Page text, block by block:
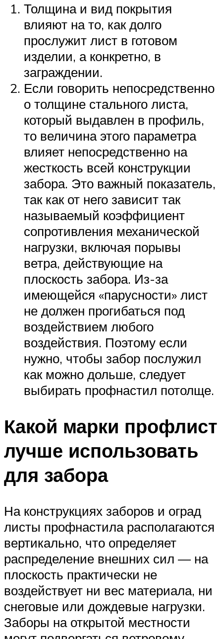
Толщина и вид покрытия
влияют на то, как долго
прослужит лист в готовом
изделии, а конкретно, в
заграждении.
Если говорить непосредственно
о толщине стального листа,
который выдавлен в профиль,
то величина этого параметра
влияет непосредственно на
жесткость всей конструкции
забора. Это важный показатель,
так как от него зависит так
называемый коэффициент
сопротивления механической
нагрузки, включая порывы
ветра, действующие на
плоскость забора. Из-за
имеющейся «парусности» лист
не должен прогибаться под
воздействием любого
воздействия. Поэтому если
нужно, чтобы забор послужил
как можно дольше, следует
выбирать профнастил потолще.
Какой марки профлист
лучше использовать
для забора
На конструкциях заборов и оград
листы профнастила располагаются
вертикально, что определяет
распределение внешних сил — на
плоскость практически не
воздействует ни вес материала, ни
снеговые или дождевые нагрузки.
Заборы на открытой местности